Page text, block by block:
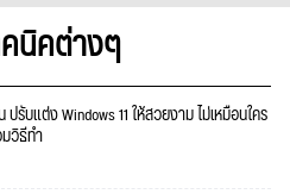
นิคต่างๆ
รับแต่ง Windows 11 ให้สวยงาม ไม่เหมือนใคร
วิธีทำ